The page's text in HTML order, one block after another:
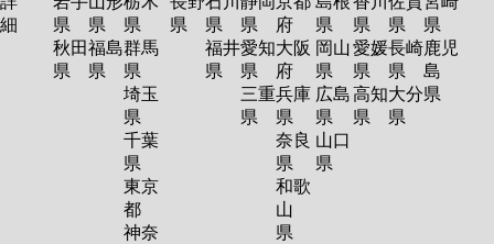
細
県
秋田
県
県
福島
県
県
群馬
県
埼玉
県
千葉
県
東京
都
神奈
県 県
福井
県
県
愛知
県
三重
県
府
大阪
府
兵庫
県
奈良
県
和歌
山
県
県
岡山
県
広島
県
山口
県
県
愛媛
県
高知
県
県
長崎
県
大分
県
県
鹿児
島
県